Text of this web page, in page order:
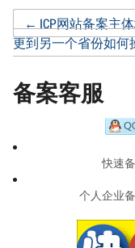
Post
← ICP网站备案主
更到另一个省份如何
备案客服
快速
个人企业